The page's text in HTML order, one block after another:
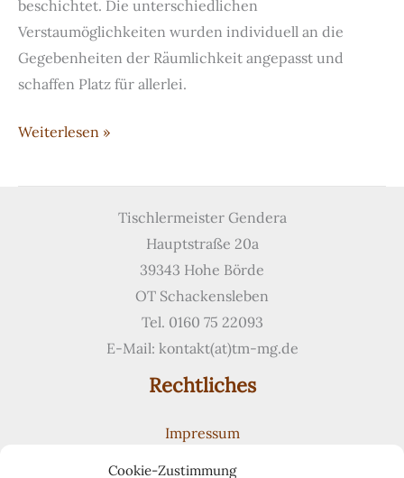
Cookie-Zustimmung
beschichtet. Die unterschiedlichen
Verstaumöglichkeiten wurden individuell an die
Gegebenheiten der Räumlichkeit angepasst und
schaffen Platz für allerlei.
Schlafzimmerschrank
Dekoroberfläche
Weiterlesen »
Tischlermeister Gendera
Hauptstraße 20a
39343 Hohe Börde
OT Schackensleben
Tel. 0160 75 22093
E-Mail: kontakt(at)tm-mg.de
Rechtliches
Impressum